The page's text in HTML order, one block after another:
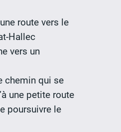
route vers le
Hallec
vers un
chemin qui se
une petite route
poursuivre le